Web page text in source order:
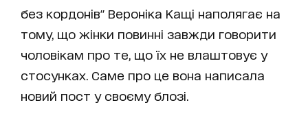
без кордонів" Вероніка Кащі наполягає на
тому, що жінки повинні завжди говорити
чоловікам про те, що їх не влаштовує у
стосунках. Саме про це вона написала
новий пост у своєму блозі.